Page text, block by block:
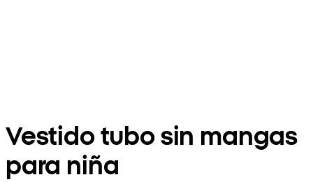
Vestido tubo sin mangas
para niña